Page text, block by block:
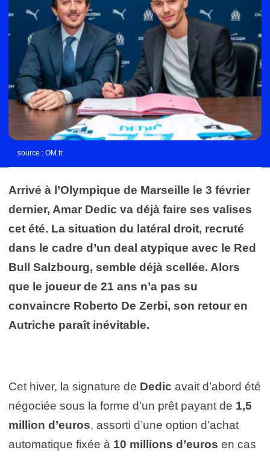
source : OM.fr
Arrivé à l’Olympique de Marseille le 3 février
dernier, Amar Dedic va déjà faire ses valises
cet été. La situation du latéral droit, recruté
dans le cadre d’un deal atypique avec le Red
Bull Salzbourg, semble déjà scellée. Alors
que le joueur de 21 ans n’a pas su
convaincre Roberto De Zerbi, son retour en
Autriche paraît inévitable.
Cet hiver, la signature de Dedic avait d’abord été
négociée sous la forme d’un prêt payant de 1,5
million d’euros, assorti d’une option d’achat
automatique fixée à 10 millions d’euros en cas